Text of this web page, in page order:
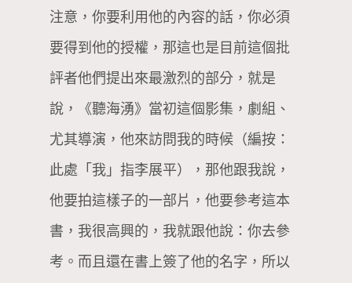
注意，你要利用他的內容的話，你必須
要得到他的授權，那這也是目前這個批
評者他們提出來最激烈的部分，就是
說，《聽海湧》當初這個影集，劇組、
尤其導演，他來訪問我的時候（編按：
此處「我」指李展平），那他跟我說，
他要拍這樣子的一部片，他要參考這本
書，我很高興的，我就跟他說：你去參
考。而且還在書上簽了他的名字，所以